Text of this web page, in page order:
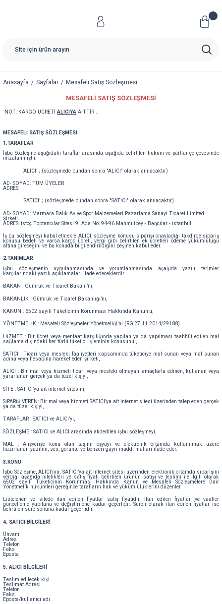
Anasayfa Sayfalar Mesafeli Satış Sözleşmesi
MESAFELI SATIŞ SÖZLEŞMESI
NOT: KARGO ÜCRETİ ALICIYA AİTTİR...
MESAFELİ SATIŞ SÖZLEŞMESİ
1.TARAFLAR
İşbu Sözleşme aşağıdaki taraflar arasında aşağıda belirtilen hüküm ve şartlar çerçevesinde
imzalanmıştır.
‘ALICI’ ; (sözleşmede bundan sonra "ALICI" olarak anılacaktır)
AD- SOYAD: TÜM ÜYELER
ADRES:
‘SATICI’ ; (sözleşmede bundan sonra "SATICI" olarak anılacaktır)
AD- SOYAD: Marmara Balık Av ve Spor Malzemeleri Pazarlama Sanayi Ticaret Limited
Şirketi
ADRES: istoç Toptancılar Sitesi 9. Ada No: 94-96 Mahmutbey - Bağcılar - İstanbul
İş bu sözleşmeyi kabul etmekle ALICI, sözleşme konusu siparişi onayladığı takdirde sipariş
konusu bedeli ve varsa kargo ücreti, vergi gibi belirtilen ek ücretleri ödeme yükümlülüğü
altına gireceğini ve bu konuda bilgilendirildiğini peşinen kabul eder.
2.TANIMLAR
İşbu sözleşmenin uygulanmasında ve yorumlanmasında aşağıda yazılı terimler
karşılarındaki yazılı açıklamaları ifade edeceklerdir.
BAKAN : Gümrük ve Ticaret Bakanı’nı,
BAKANLIK : Gümrük ve Ticaret Bakanlığı’nı,
KANUN : 6502 sayılı Tüketicinin Korunması Hakkında Kanun’u,
YÖNETMELİK : Mesafeli Sözleşmeler Yönetmeliği’ni (RG:27.11.2014/29188)
HİZMET : Bir ücret veya menfaat karşılığında yapılan ya da yapılması taahhüt edilen mal
sağlama dışındaki her türlü tüketici işleminin konusunu ,
SATICI : Ticari veya mesleki faaliyetleri kapsamında tüketiciye mal sunan veya mal sunan
adına veya hesabına hareket eden şirketi,
ALICI : Bir mal veya hizmeti ticari veya mesleki olmayan amaçlarla edinen, kullanan veya
yararlanan gerçek ya da tüzel kişiyi,
SİTE : SATICI’ya ait internet sitesini,
SİPARİŞ VEREN: Bir mal veya hizmeti SATICI’ya ait internet sitesi üzerinden talep eden gerçek
ya da tüzel kişiyi,
TARAFLAR : SATICI ve ALICI’yı,
SÖZLEŞME : SATICI ve ALICI arasında akdedilen işbu sözleşmeyi,
MAL : Alışverişe konu olan taşınır eşyayı ve elektronik ortamda kullanılmak üzere
hazırlanan yazılım, ses, görüntü ve benzeri gayri maddi malları ifade eder.
3.KONU
İşbu Sözleşme, ALICI’nın, SATICI’ya ait internet sitesi üzerinden elektronik ortamda siparişini
verdiği aşağıda nitelikleri ve satış fiyatı belirtilen ürünün satışı ve teslimi ile ilgili olarak
6502 sayılı Tüketicinin Korunması Hakkında Kanun ve Mesafeli Sözleşmelere Dair
Yönetmelik hükümleri gereğince tarafların hak ve yükümlülüklerini düzenler.
Listelenen ve sitede ilan edilen fiyatlar satış fiyatıdır. İlan edilen fiyatlar ve vaatler
güncelleme yapılana ve değiştirilene kadar geçerlidir. Süreli olarak ilan edilen fiyatlar ise
belirtilen süre sonuna kadar geçerlidir.
4. SATICI BİLGİLERİ
Ünvanı
Adres
Telefon
Faks
Eposta
5. ALICI BİLGİLERİ
Teslim edilecek kişi
Teslimat Adresi
Telefon
Faks
Eposta/kullanıcı adı